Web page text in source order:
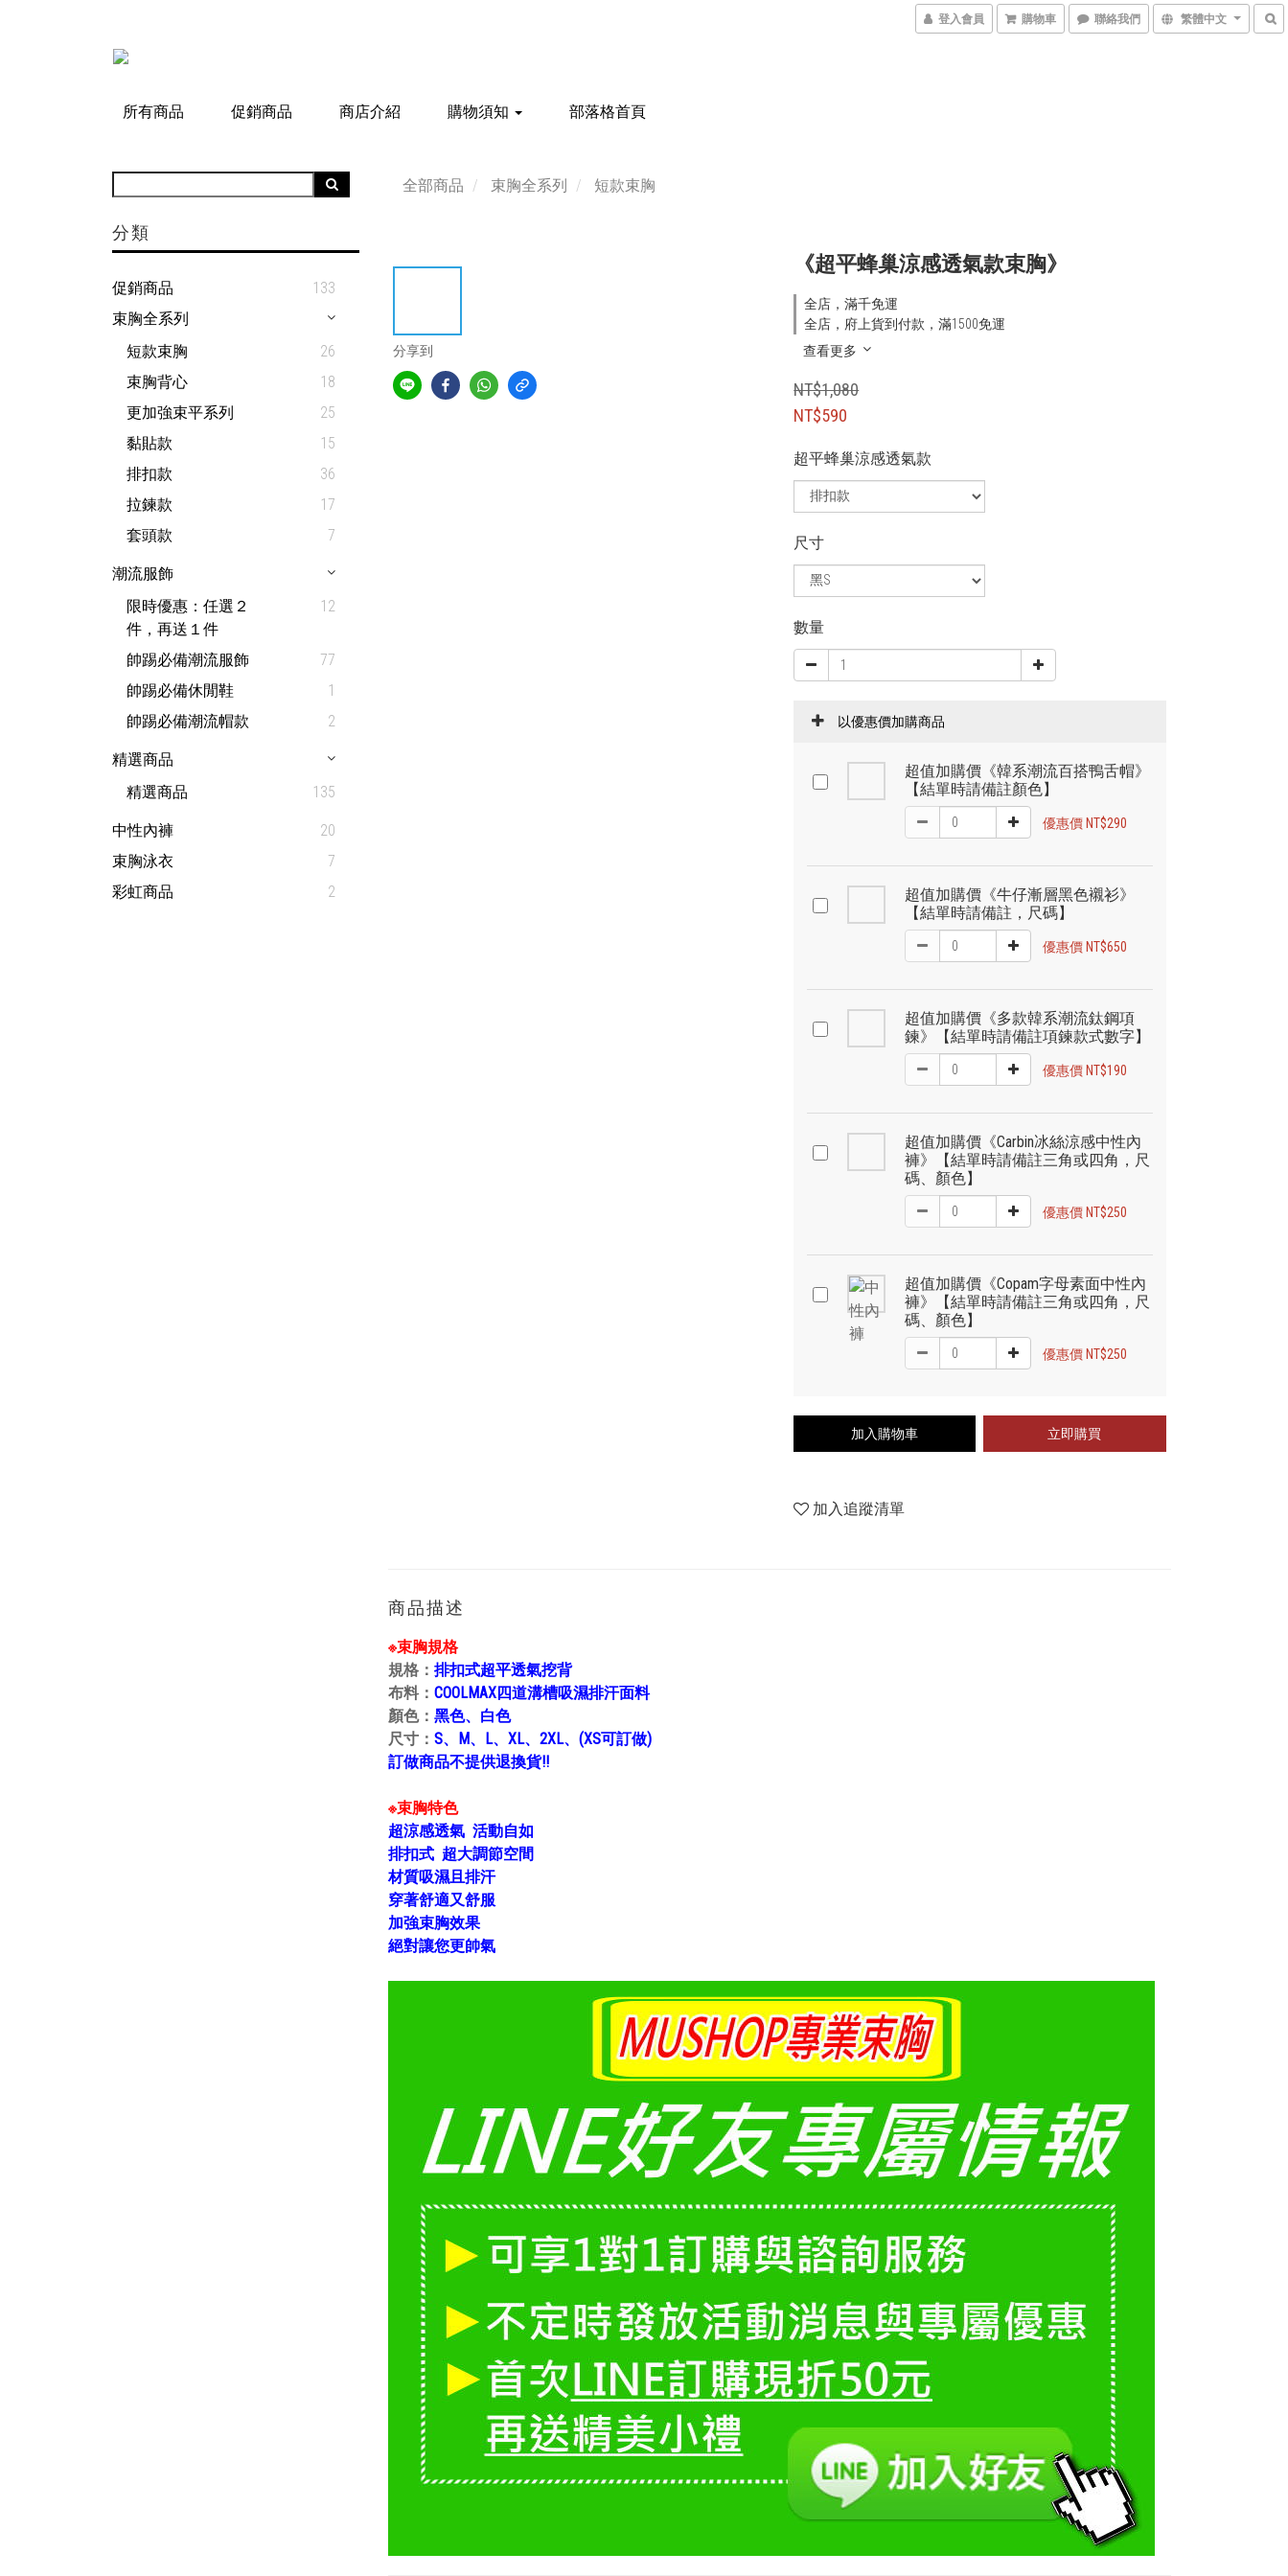
登入會員 購物車 聯絡我們 繁體中文
所有商品 促銷商品 商店介紹 購物須知 部落格首頁
分類
促銷商品
133
束胸全系列
短款束胸
26
束胸背心
18
更加強束平系列
25
黏貼款
15
排扣款
36
拉鍊款
17
套頭款
7
潮流服飾
限時優惠：任選２
件，再送１件
12
帥踢必備潮流服飾
77
帥踢必備休閒鞋
1
帥踢必備潮流帽款
2
精選商品
精選商品
135
中性內褲
20
束胸泳衣
7
彩虹商品
2
全部商品 束胸全系列 短款束胸
分享到
《超平蜂巢涼感透氣款束胸》
全店，滿千免運
全店，府上貨到付款，滿1500免運
查看更多
NT$1,080
NT$590
超平蜂巢涼感透氣款
尺寸
數量
以優惠價加購商品
超值加購價《韓系潮流百搭鴨舌帽》
【結單時請備註顏色】
優惠價 NT$290
超值加購價《牛仔漸層黑色襯衫》
【結單時請備註，尺碼】
優惠價 NT$650
超值加購價《多款韓系潮流鈦鋼項
鍊》【結單時請備註項鍊款式數字】
優惠價 NT$190
超值加購價《Carbin冰絲涼感中性內
褲》【結單時請備註三角或四角，尺
碼、顏色】
優惠價 NT$250
超值加購價《Copam字母素面中性內
褲》【結單時請備註三角或四角，尺
碼、顏色】
優惠價 NT$250
加入購物車 立即購買
加入追蹤清單
商品描述
※束胸規格
規格： 排扣式超平透氣挖背
布料： COOLMAX四道溝槽吸濕排汗面料
顏色： 黑色、白色
尺寸： S、M、L、XL、2XL、(XS可訂做)
訂做商品不提供退換貨!!
※束胸特色
超涼感透氣 活動自如
排扣式 超大調節空間
材質吸濕且排汗
穿著舒適又舒服
加強束胸效果
絕對讓您更帥氣